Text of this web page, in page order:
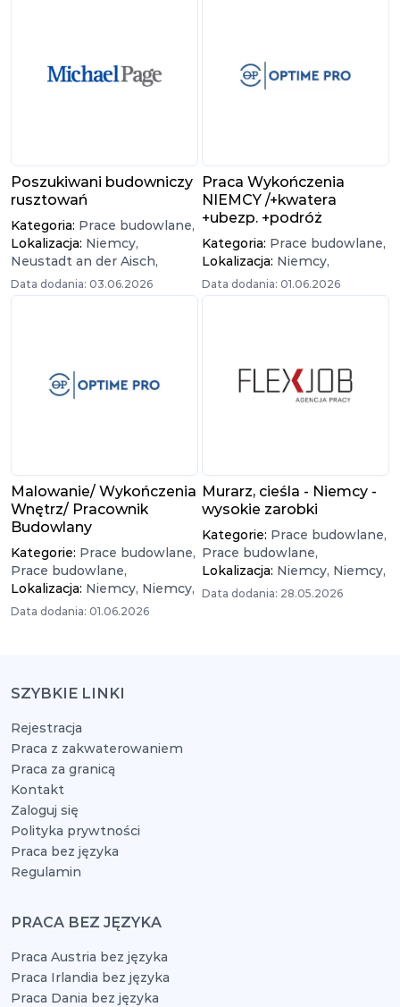
Poszukiwani budowniczy
rusztowań
Kategoria: Prace budowlane,
Lokalizacja: Niemcy,
Neustadt an der Aisch,
Data dodania: 03.06.2026
Praca Wykończenia
NIEMCY /+kwatera
+ubezp. +podróż
Kategoria: Prace budowlane,
Lokalizacja: Niemcy,
Data dodania: 01.06.2026
Malowanie/ Wykończenia
Wnętrz/ Pracownik
Budowlany
Kategorie: Prace budowlane,
Prace budowlane,
Lokalizacja: Niemcy, Niemcy,
Data dodania: 01.06.2026
Murarz, cieśla - Niemcy -
wysokie zarobki
Kategorie: Prace budowlane,
Prace budowlane,
Lokalizacja: Niemcy, Niemcy,
Data dodania: 28.05.2026
SZYBKIE LINKI
Rejestracja
Praca z zakwaterowaniem
Praca za granicą
Kontakt
Zaloguj się
Polityka prywtności
Praca bez języka
Regulamin
PRACA BEZ JĘZYKA
Praca Austria bez języka
Praca Irlandia bez języka
Praca Dania bez języka